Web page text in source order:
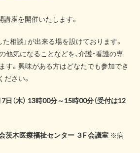
講座を開催いたします。
相談」が出来る場を設けております。
他気になることなどを、介護・看護の専
す。興味がある方はどなたでも参加でき
さい。
（木） 13時00分～15時00分（受付は12
茨木医療福祉センター ３F 会議室 ※病